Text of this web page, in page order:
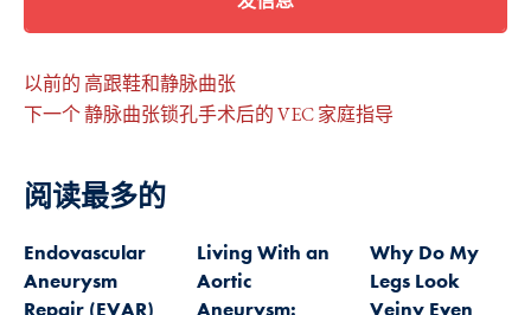
以前的 高跟鞋和静脉曲张
下一个静脉曲张锁孔手术后的 VEC 家庭指导
阅读最多的
Endovascular
Aneurysm
Repair (EVAR)
Living With an
Aortic
Aneurysm:
Why Do My
Legs Look
Veiny Even